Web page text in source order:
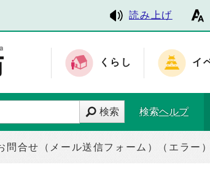
読み上げ
くらし イ
検索 検索ヘルプ
問合せ（メール送信フォーム）（エラー）